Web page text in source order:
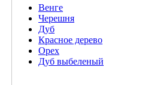
Венге
Черешня
Дуб
Красное дерево
Орех
Дуб выбеленый